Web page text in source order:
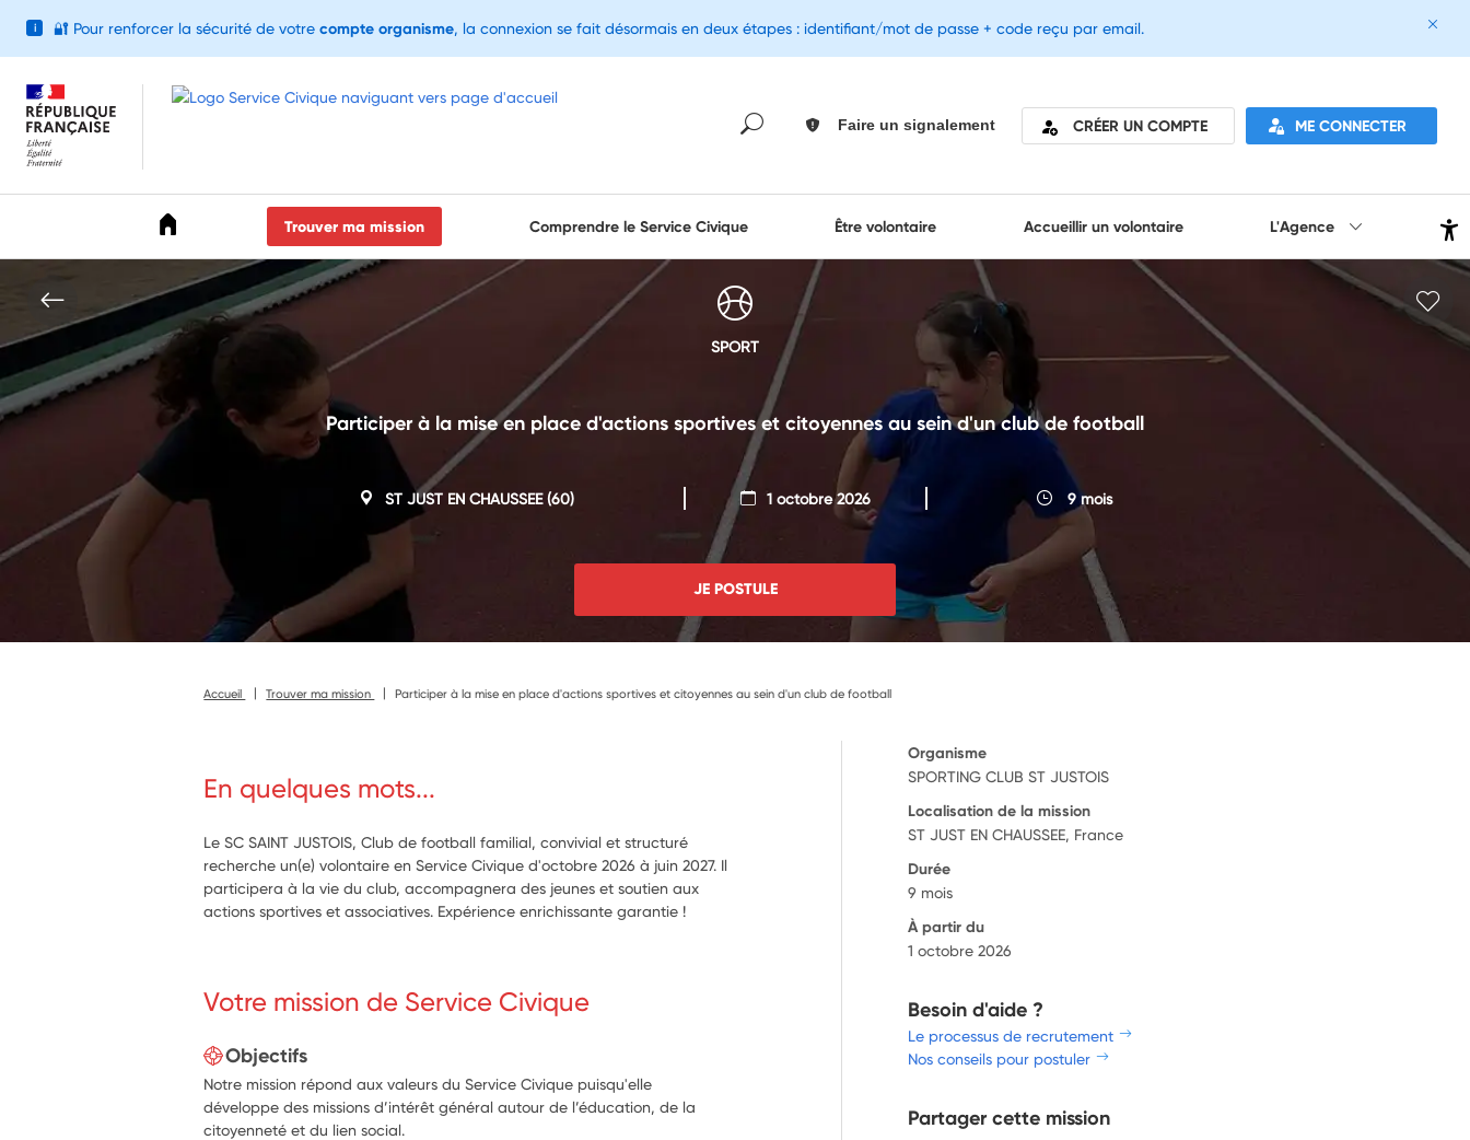
Faire un signalement CRÉER UN COMPTE ME CONNECTER
Trouver ma mission Comprendre le Service Civique Être volontaire Accueillir un volontaire L'Agence
SPORT
Participer à la mise en place d'actions sportives et citoyennes au sein d'un club de football
ST JUST EN CHAUSSEE(60) 1 octobre 2026 9 mois
JE POSTULE
Accueil Trouver ma mission Participer à la mise en place d'actions sportives et citoyennes au sein d'un club de football
En quelques mots...
Le SC SAINT JUSTOIS, Club de football familial, convivial et structuré
recherche un(e) volontaire en Service Civique d'octobre 2026 à juin 2027. Il
participera à la vie du club, accompagnera des jeunes et soutien aux
actions sportives et associatives. Expérience enrichissante garantie !
Votre mission de Service Civique
Objectifs
Notre mission répond aux valeurs du Service Civique puisqu'elle
développe des missions d’intérêt général autour de l’éducation, de la
citoyenneté et du lien social.
Organisme
SPORTING CLUB ST JUSTOIS
Localisation de la mission
ST JUST EN CHAUSSEE, France
Durée
9 mois
À partir du
1 octobre 2026
Besoin d'aide ?
Le processus de recrutement
Nos conseils pour postuler
Partager cette mission
i 🔐 Pour renforcer la sécurité de votre compte organisme, la connexion se fait désormais en deux étapes : identifiant/mot de passe + code reçu par email.